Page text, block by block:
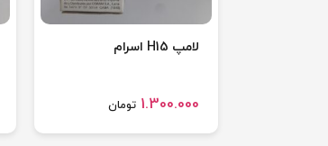
لامپ H15 اسرام
تومان1.300.000